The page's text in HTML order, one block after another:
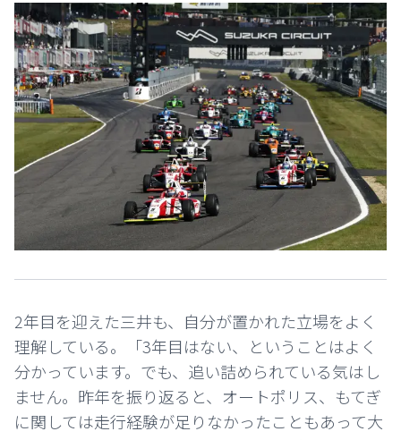
2年目を迎えた三井も、自分が置かれた立場をよく
理解している。「3年目はない、ということはよく
分かっています。でも、追い詰められている気はし
ません。昨年を振り返ると、オートポリス、もてぎ
に関しては走行経験が足りなかったこともあって大